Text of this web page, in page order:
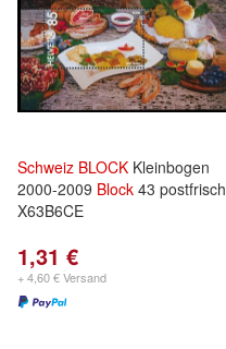
Schweiz BLOCK Kleinbogen
2000-2009 Block 43 postfrisch
X63B6CE
1,31 €
+ 4,60 € Versand